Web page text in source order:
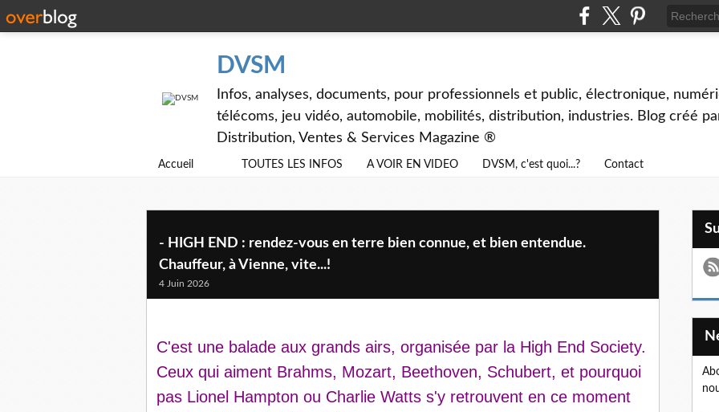
DVSM
Infos, analyses, documents, pour professionnels et public, électronique,
télécoms, jeu vidéo, automobile, mobilités, distribution, industries. Blog créé
Distribution, Ventes & Services Magazine ®
Accueil TOUTES LES INFOS A VOIR EN VIDEO DVSM, c'est quoi...? Contact
- HIGH END : rendez-vous en terre bien connue, et bien entendue.
Chauffeur, à Vienne, vite...!
4 Juin 2026
C'est une balade aux grands airs, organisée par la High End Society.
Ceux qui aiment Brahms, Mozart, Beethoven, Schubert, et pourquoi
pas Lionel Hampton ou Charlie Watts s'y retrouvent en ce moment